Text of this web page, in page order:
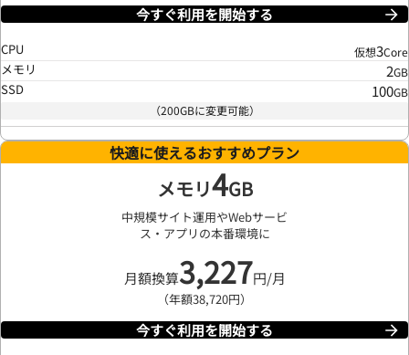
今すぐ利用を開始する
CPU 仮想3Core
メモリ 2GB
SSD 100GB
（200GBに変更可能）
快適に使えるおすすめプラン
メモリ4GB
中規模サイト運用やWebサービ
ス・アプリの本番環境に
月額換算3,227円/月
（年額38,720円）
今すぐ利用を開始する